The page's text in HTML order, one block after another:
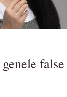
false